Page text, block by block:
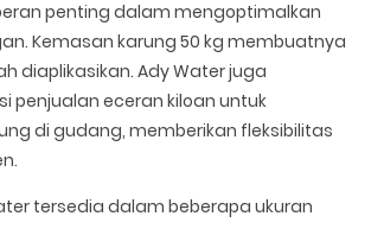
penting dalam mengoptimalkan
Kemasan karung 50 kg membuatnya
diaplikasikan. Ady Water juga
penjualan eceran kiloan untuk
di gudang, memberikan fleksibilitas
tersedia dalam beberapa ukuran